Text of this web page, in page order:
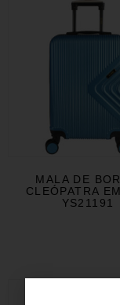
MALA DE
CLEÓPATRA
YS21191